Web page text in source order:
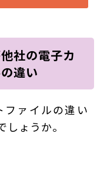
社の電子カ
違い
ァイルの違い
ょうか。